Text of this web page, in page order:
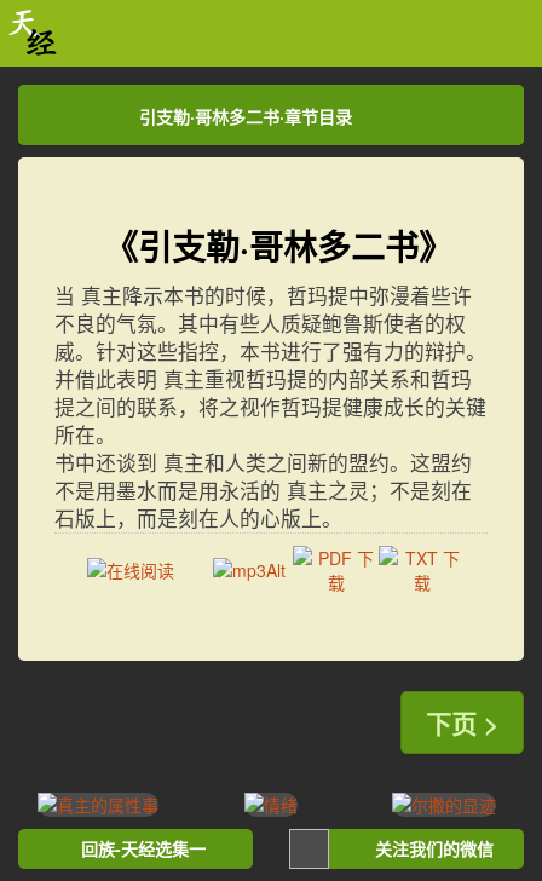
引支勒·哥林多二书·章节目录
引支勒·哥林多二书·章节目录
《引支勒·哥林多二书》
当 真主降示本书的时候，哲玛提中弥漫着些许
不良的气氛。其中有些人质疑鲍鲁斯使者的权
威。针对这些指控，本书进行了强有力的辩护。
并借此表明 真主重视哲玛提的内部关系和哲玛
提之间的联系，将之视作哲玛提健康成长的关键
所在。
书中还谈到 真主和人类之间新的盟约。这盟约
不是用墨水而是用永活的 真主之灵；不是刻在
石版上，而是刻在人的心版上。
下页 >
回族-天经选集一 关注我们的微信